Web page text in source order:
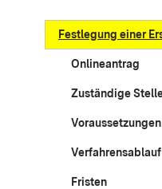
Festlegung einer
Onlineantrag
Zuständige
Voraussetzungen
Verfahrensablauf
Fristen